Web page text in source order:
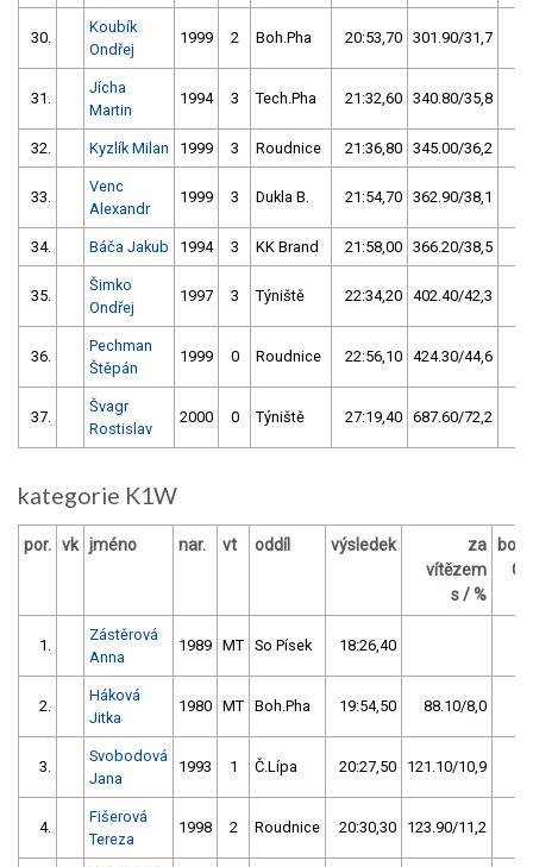
30.
Koubík
Ondřej
1999 2 Boh.Pha 20:53,70 301.90/31,7
31.
Jícha
Martin
1994 3 Tech.Pha 21:32,60 340.80/35,8
32. Kyzlík Milan 1999 3 Roudnice 21:36,80 345.00/36,2
33.
Venc
Alexandr
1999 3 Dukla B. 21:54,70 362.90/38,1
34. Báča Jakub 1994 3 KK Brand 21:58,00 366.20/38,5
35.
Šimko
Ondřej
1997 3 Týniště 22:34,20 402.40/42,3
36.
Pechman
Štěpán
1999 0 Roudnice 22:56,10 424.30/44,6
37.
Švagr
Rostislav
2000 0 Týniště 27:19,40 687.60/72,2
kategorie K1W
por. vk jméno nar. vt oddíl výsledek
za
vítězem
s / %
body
OČ
1.
Zástěrová
Anna
1989 MT So Písek 18:26,40
2.
Háková
Jitka
1980 MT Boh.Pha 19:54,50 88.10/8,0
3.
Svobodová
Jana
1993 1 Č.Lípa 20:27,50 121.10/10,9
4.
Fišerová
Tereza
1998 2 Roudnice 20:30,30 123.90/11,2